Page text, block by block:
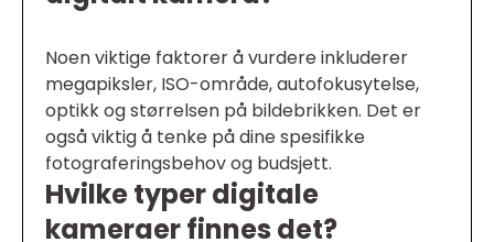
Noen viktige faktorer å vurdere inkluderer
megapiksler, ISO-område, autofokusytelse,
optikk og størrelsen på bildebrikken. Det er
også viktig å tenke på dine spesifikke
fotograferingsbehov og budsjett.
Hvilke typer digitale
kameraer finnes det?